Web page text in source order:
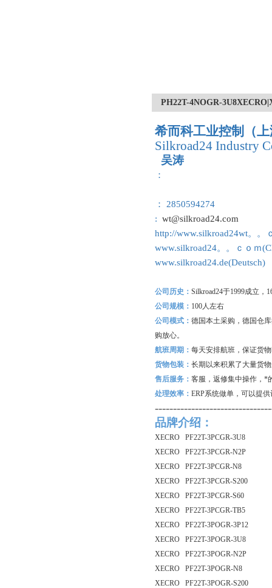
PH22T-4NOGR-
希而科工业控制（
Silkroad24 Industry
吴涛
：
： 2850594274
: wt@silkroad24.com
http://www.silkroad24wt。。
www.silkroad24。。ｃｏｍ
www.silkroad24.de(Deutsch)
公司历史： Silkroad24于1999成立，
公司规模： 100人左右
公司模式： 德国本土采购，德国仓
购放心。
航班周期： 每天安排航班，保证货
货物包装： 长期以来积累了大量货
售后服务： 客服，返修集中操作，*
处理效率： ERP系统做单，可以提
品牌介绍：
XECRO PF22T-3PCGR-3U8
XECRO PF22T-3PCGR-N2P
XECRO PF22T-3PCGR-N8
XECRO PF22T-3PCGR-S200
XECRO PF22T-3PCGR-S60
XECRO PF22T-3PCGR-TB5
XECRO PF22T-3POGR-3P12
XECRO PF22T-3POGR-3U8
XECRO PF22T-3POGR-N2P
XECRO PF22T-3POGR-N8
XECRO PF22T-3POGR-S200